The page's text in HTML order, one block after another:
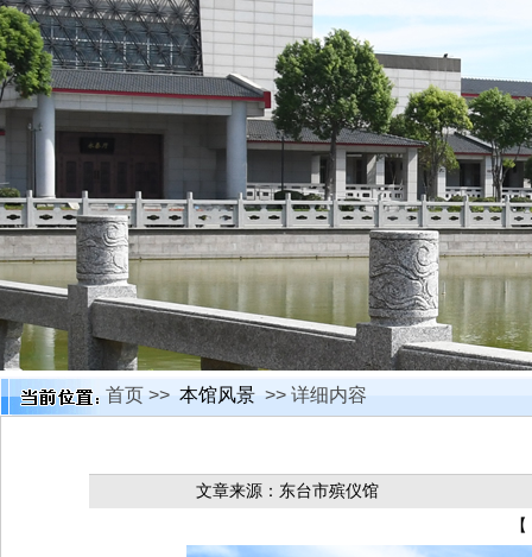
首页 >> 本馆风景 >> 详细内容
文章来源：东台市殡仪馆
【